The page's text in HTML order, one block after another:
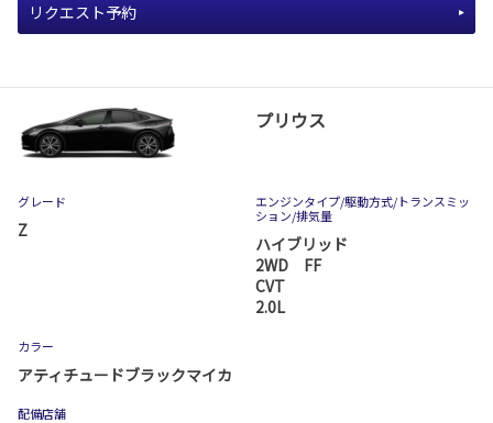
リクエスト予約
プリウス
グレード
Z
エンジンタイプ/駆動方式/トランスミッ
ション/排気量
ハイブリッド
2WD FF
CVT
2.0L
カラー
アティチュードブラックマイカ
配備店舗